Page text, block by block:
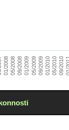
01/200805/200809/200801/200905/200909/200901/201005/201009/2010